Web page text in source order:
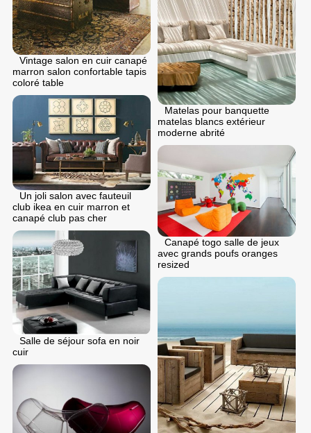
Vintage salon en cuir canapé
marron salon confortable tapis
coloré table
Matelas pour banquette
matelas blancs extérieur
moderne abrité
Un joli salon avec fauteuil
club ikea en cuir marron et
canapé club pas cher
Canapé togo salle de jeux
avec grands poufs oranges
resized
Salle de séjour sofa en noir
cuir